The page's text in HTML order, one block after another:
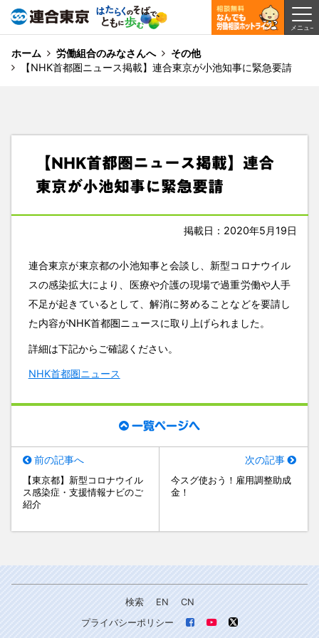
ホーム 労働組合のみなさんへ
その他
【NHK首都圏ニュース掲載】連合東京が小池知事に緊急要請
【NHK首都圏ニュース掲載】連合
東京が小池知事に緊急要請
掲載日：2020年5月19日
連合東京が東京都の小池知事と会談し、新型コロナウイル
スの感染拡大により、医療や介護の現場で過重労働や人手
不足が起きているとして、解消に努めることなどを要請し
た内容がNHK首都圏ニュースに取り上げられました。
詳細は下記からご確認ください。
NHK首都圏ニュース
一覧ページへ
前の記事へ
【東京都】新型コロナウイル
ス感染症・支援情報ナビのご
紹介
次の記事
今スグ使おう！雇用調整助成
金！
検索 EN
CN
プライバシーポリシー